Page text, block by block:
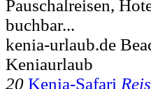
Pauschalreisen,
buchbar...
kenia-urlaub.de
Keniaurlaub
20 Kenia-Safari